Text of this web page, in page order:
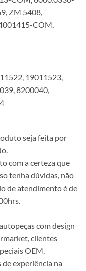
ZM 5408,
COM,
19011523,
8200040,
seja feita por
com a certeza que
tenha dúvidas, não
de atendimento é de
com design
clientes
OEM.
experiência na